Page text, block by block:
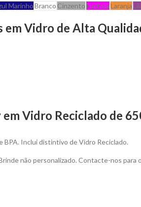
MarinhoBranco CinzentoFuchsiaLaranja
em Vidro de Alta
Vidro Reciclado de
BPA. Inclui distintivo de Vidro Reciclado.
não personalizado. Contacte-nos